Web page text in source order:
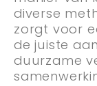
diverse
zorgt voor
de juiste
duurzame